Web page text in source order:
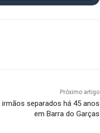
Próximo artigo
separados há 45 anos
em Barra do Garças